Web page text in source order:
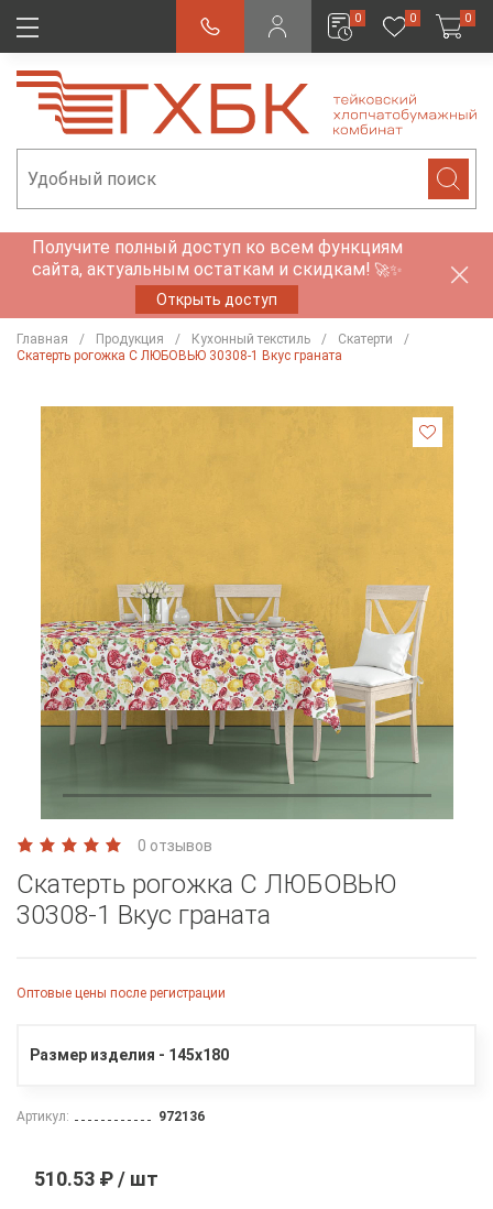
0 0 0
Получите полный доступ ко всем функциям
сайта, актуальным остаткам и скидкам! 🚀✨
Открыть доступ
Главная Продукция Кухонный текстиль
Скатерти
Скатерть рогожка С ЛЮБОВЬЮ 30308-1 Вкус граната
0 отзывов
Скатерть рогожка С ЛЮБОВЬЮ
30308-1 Вкус граната
Оптовые цены после регистрации
Размер изделия - 145х180
Артикул: 972136
510.53 ₽ / шт